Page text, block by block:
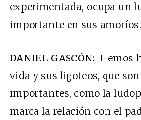
experimentada, ocupa un
importante en sus amoríos.
DANIEL GASCÓN: Hemos
vida y sus ligoteos, que
importantes, como la
marca la relación con el